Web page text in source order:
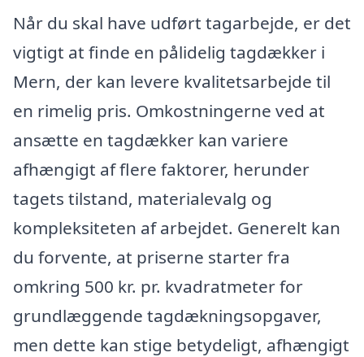
Når du skal have udført tagarbejde, er det
vigtigt at finde en pålidelig tagdækker i
Mern, der kan levere kvalitetsarbejde til
en rimelig pris. Omkostningerne ved at
ansætte en tagdækker kan variere
afhængigt af flere faktorer, herunder
tagets tilstand, materialevalg og
kompleksiteten af arbejdet. Generelt kan
du forvente, at priserne starter fra
omkring 500 kr. pr. kvadratmeter for
grundlæggende tagdækningsopgaver,
men dette kan stige betydeligt, afhængigt